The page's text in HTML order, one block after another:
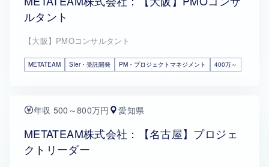
ルタント
【大阪】PMOコンサルタント
METATEAM SIer・受託開発 PM・プロジェクトマネジメント 400万～
年収 500～800万円 愛知県
METATEAM株式会社：【名古屋】プロジェ
クトリーダー